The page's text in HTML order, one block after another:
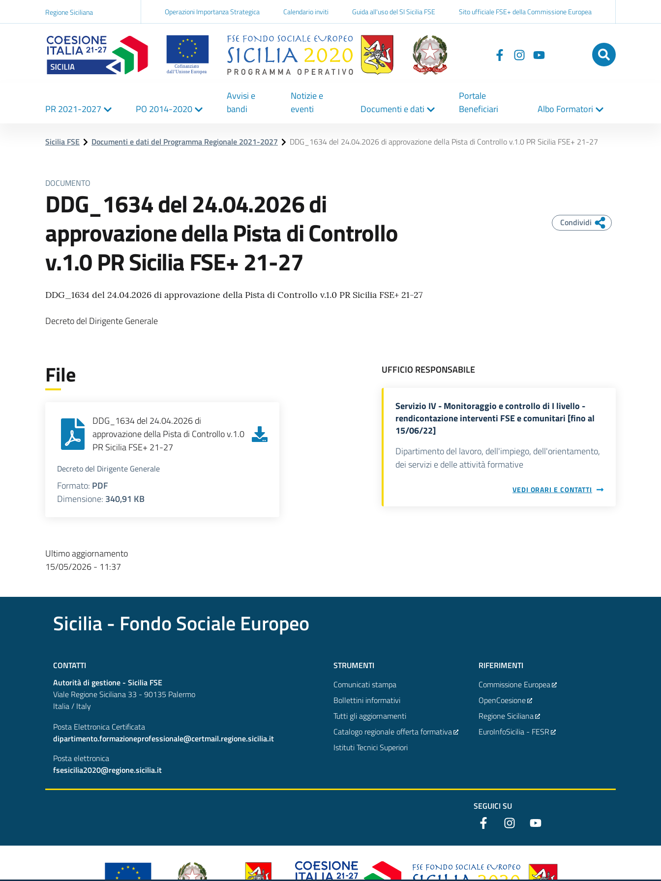
Regione Siciliana Navigazione
network
Operazioni Importanza Strategica Calendario inviti Guida all'uso del SI Sicilia FSE Sito ufficiale FSE+ della Commissione Europea
Logo Sicilia FSE
Seguici
Navigazione
principale
PR 2021-2027 PO 2014-2020
Avvisi e
bandi
Notizie e
eventi
Documenti e dati
Portale
Beneficiari
Albo Formatori
Sicilia FSE Documenti e dati del Programma Regionale 2021-2027 DDG_1634 del 24.04.2026 di approvazione della Pista di Controllo v.1.0 PR Sicilia FSE+ 21-27
DOCUMENTO
DDG_1634 del 24.04.2026 di
approvazione della Pista di Controllo
v.1.0 PR Sicilia FSE+ 21-27
DDG_1634 del 24.04.2026 di approvazione della Pista di Controllo v.1.0 PR Sicilia FSE+ 21-27
Decreto del Dirigente Generale
Condividi
File
DDG_1634 del 24.04.2026 di
approvazione della Pista di Controllo v.1.0
PR Sicilia FSE+ 21-27
Decreto del Dirigente Generale
Formato: PDF
Dimensione: 340,91 KB
UFFICIO RESPONSABILE
Servizio IV - Monitoraggio e controllo di I livello -
rendicontazione interventi FSE e comunitari [fino al
15/06/22]
Dipartimento del lavoro, dell'impiego, dell'orientamento,
dei servizi e delle attività formative
VEDI ORARI E CONTATTI
Ultimo aggiornamento
15/05/2026 - 11:37
Sicilia - Fondo Sociale Europeo
CONTATTI
Autorità di gestione - Sicilia FSE
Viale Regione Siciliana 33 - 90135 Palermo
Italia / Italy
Posta Elettronica Certificata
dipartimento.formazioneprofessionale@certmail.regione.sicilia.it
Posta elettronica
fsesicilia2020@regione.sicilia.it
STRUMENTI
Comunicati stampa
Bollettini informativi
Tutti gli aggiornamenti
Catalogo regionale offerta formativa
Istituti Tecnici Superiori
RIFERIMENTI
Commissione Europea
OpenCoesione
Regione Siciliana
EuroInfoSicilia - FESR
SEGUICI SU